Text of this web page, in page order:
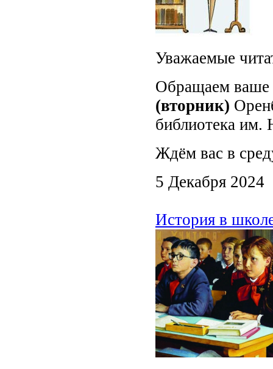
Уважаемые
Обращаем ваше
(вторник)
библиотека
Ждём вас в
5 Декабря 2024
История в